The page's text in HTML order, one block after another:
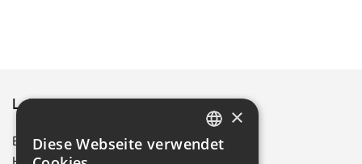
Leitfäden
Berlin
Hamburg
ENGLISH
×
Diese Webseite verwendet